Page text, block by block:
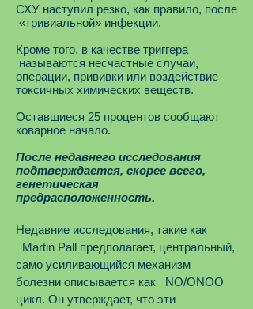
СХУ наступил резко, как правило, после
«тривиальной» инфекции.
Кроме того, в качестве триггера
называются несчастные случаи,
операции, прививки или воздействие
токсичных химических веществ.
Оставшиеся 25 процентов сообщают
коварное начало.
После недавнего исследования
подтверждается, скорее всего,
генетическая
предрасположенность.
Недавние исследования, такие как
Martin Pall предполагает, центральный,
само усиливающийся механизм
болезни описывается как NO/ONOO
цикл. Он утверждает, что эти